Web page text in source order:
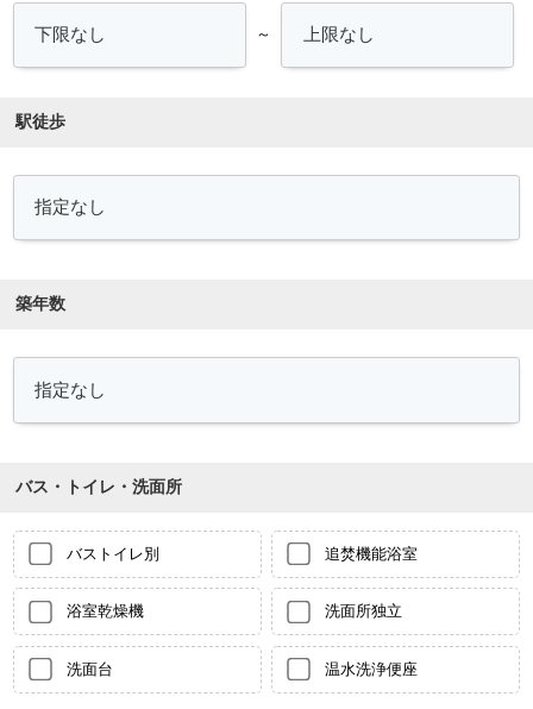
～
駅徒歩
築年数
バス・トイレ・洗面所
バストイレ別 追焚機能浴室
浴室乾燥機 洗面所独立
洗面台 温水洗浄便座